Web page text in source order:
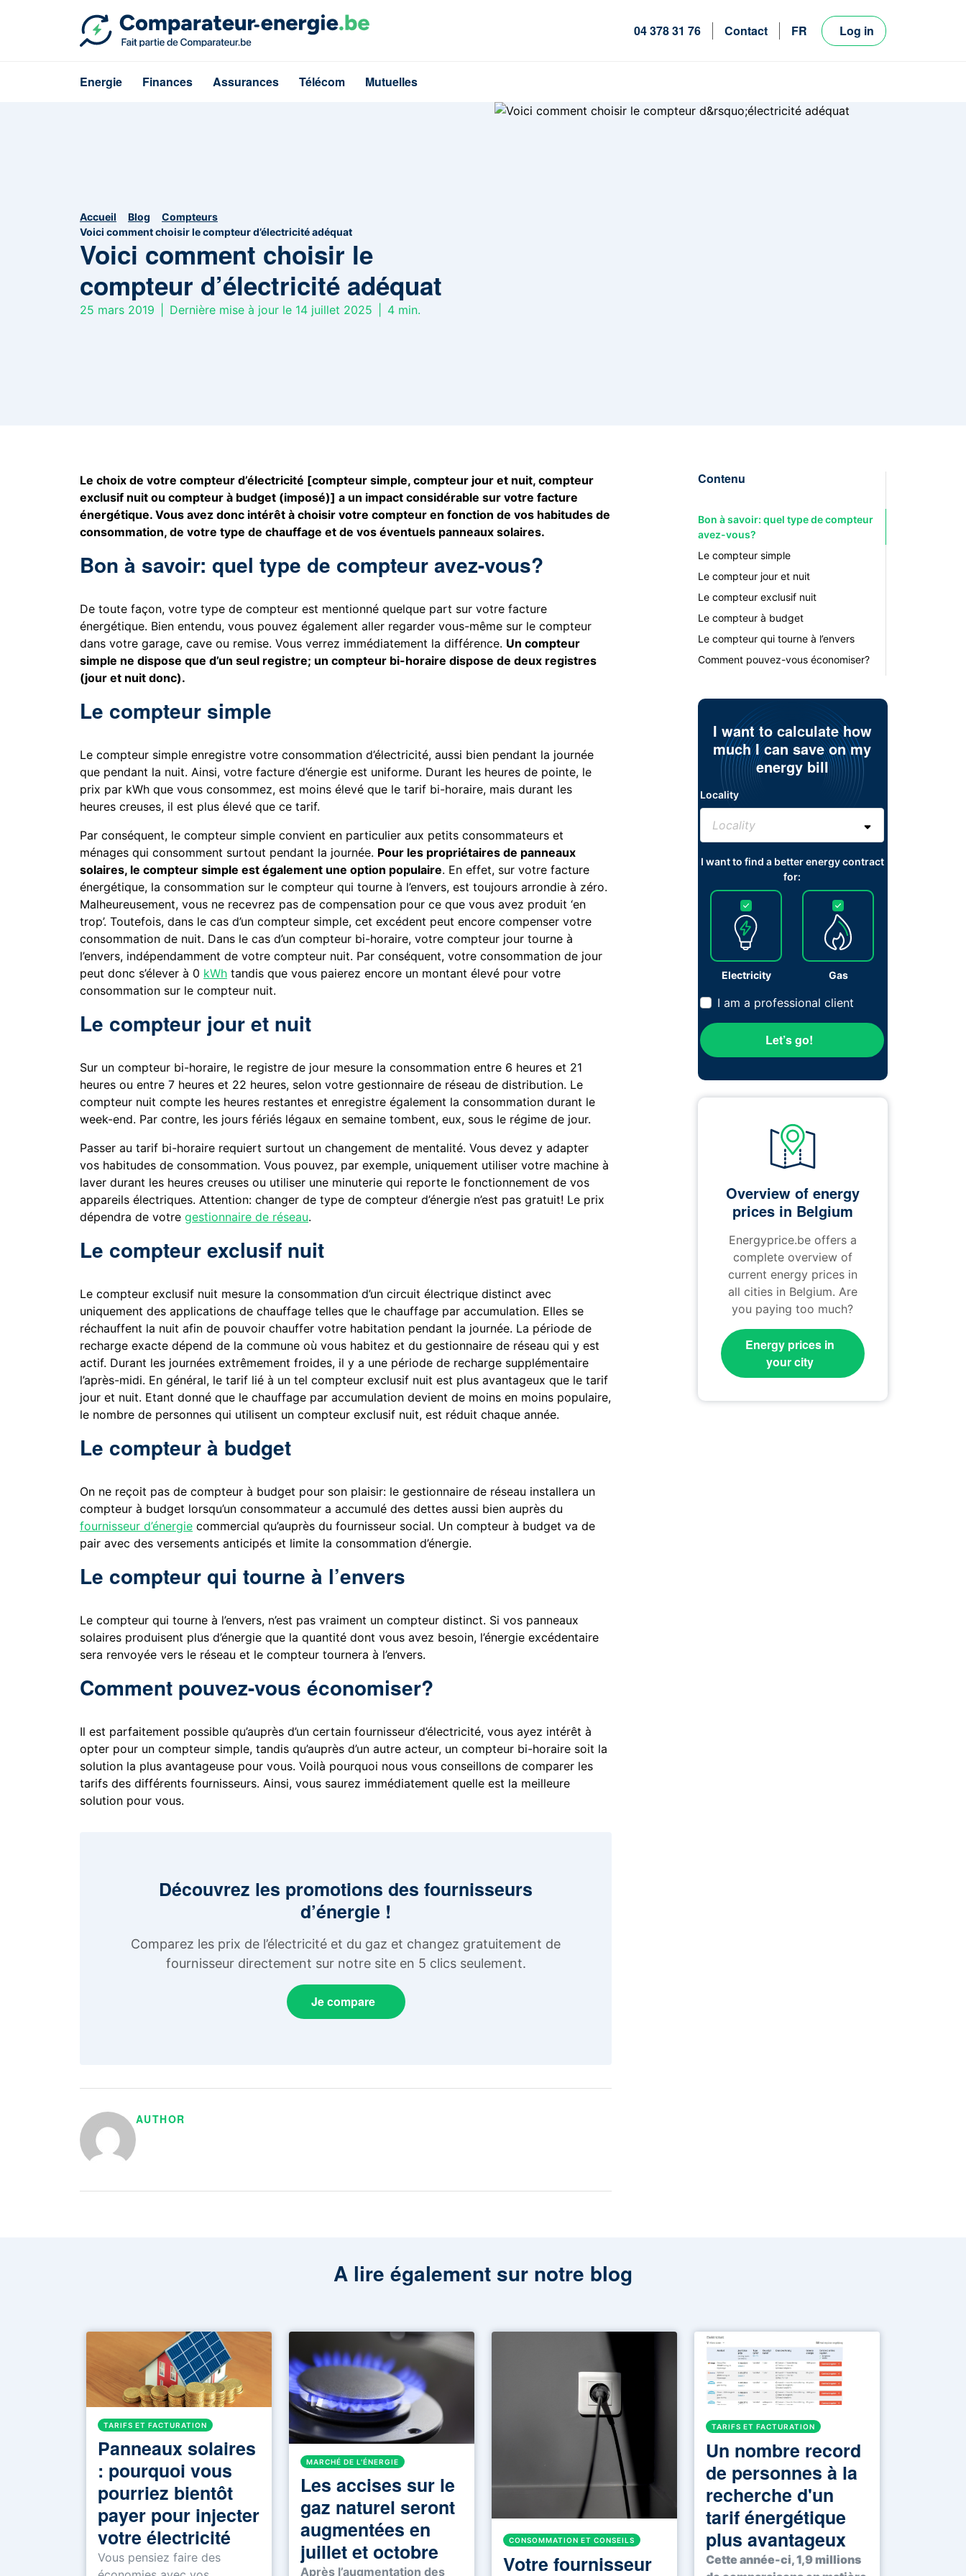
04 378 31 76 Contact
FR
Log in
Energie Finances Assurances Télécom Mutuelles
Accueil Blog
Compteurs
Voici comment choisir le compteur d’électricité adéquat
Voici comment choisir le
compteur d’électricité adéquat
25 mars 2019 Dernière mise à jour le 14 juillet 2025 4 min.
Le choix de votre compteur d’électricité [compteur simple, compteur jour et nuit, compteur
exclusif nuit ou compteur à budget (imposé)] a un impact considérable sur votre facture
énergétique. Vous avez donc intérêt à choisir votre compteur en fonction de vos habitudes de
consommation, de votre type de chauffage et de vos éventuels panneaux solaires.
Bon à savoir: quel type de compteur avez-vous?
De toute façon, votre type de compteur est mentionné quelque part sur votre facture
énergétique. Bien entendu, vous pouvez également aller regarder vous-même sur le compteur
dans votre garage, cave ou remise. Vous verrez immédiatement la différence. Un compteur
simple ne dispose que d’un seul registre; un compteur bi-horaire dispose de deux registres
(jour et nuit donc).
Le compteur simple
Le compteur simple enregistre votre consommation d’électricité, aussi bien pendant la journée
que pendant la nuit. Ainsi, votre facture d’énergie est uniforme. Durant les heures de pointe, le
prix par kWh que vous consommez, est moins élevé que le tarif bi-horaire, mais durant les
heures creuses, il est plus élevé que ce tarif.
Par conséquent, le compteur simple convient en particulier aux petits consommateurs et
ménages qui consomment surtout pendant la journée. Pour les propriétaires de panneaux
solaires, le compteur simple est également une option populaire. En effet, sur votre facture
énergétique, la consommation sur le compteur qui tourne à l’envers, est toujours arrondie à zéro.
Malheureusement, vous ne recevrez pas de compensation pour ce que vous avez produit ‘en
trop’. Toutefois, dans le cas d’un compteur simple, cet excédent peut encore compenser votre
consommation de nuit. Dans le cas d’un compteur bi-horaire, votre compteur jour tourne à
l’envers, indépendamment de votre compteur nuit. Par conséquent, votre consommation de jour
peut donc s’élever à 0 kWh tandis que vous paierez encore un montant élevé pour votre
consommation sur le compteur nuit.
Le compteur jour et nuit
Sur un compteur bi-horaire, le registre de jour mesure la consommation entre 6 heures et 21
heures ou entre 7 heures et 22 heures, selon votre gestionnaire de réseau de distribution. Le
compteur nuit compte les heures restantes et enregistre également la consommation durant le
week-end. Par contre, les jours fériés légaux en semaine tombent, eux, sous le régime de jour.
Passer au tarif bi-horaire requiert surtout un changement de mentalité. Vous devez y adapter
vos habitudes de consommation. Vous pouvez, par exemple, uniquement utiliser votre machine à
laver durant les heures creuses ou utiliser une minuterie qui reporte le fonctionnement de vos
appareils électriques. Attention: changer de type de compteur d’énergie n’est pas gratuit! Le prix
dépendra de votregestionnaire de réseau.
Le compteur exclusif nuit
Le compteur exclusif nuit mesure la consommation d’un circuit électrique distinct avec
uniquement des applications de chauffage telles que le chauffage par accumulation. Elles se
réchauffent la nuit afin de pouvoir chauffer votre habitation pendant la journée. La période de
recharge exacte dépend de la commune où vous habitez et du gestionnaire de réseau qui y est
actif. Durant les journées extrêmement froides, il y a une période de recharge supplémentaire
l’après-midi. En général, le tarif lié à un tel compteur exclusif nuit est plus avantageux que le tarif
jour et nuit. Etant donné que le chauffage par accumulation devient de moins en moins populaire,
le nombre de personnes qui utilisent un compteur exclusif nuit, est réduit chaque année.
Le compteur à budget
On ne reçoit pas de compteur à budget pour son plaisir: le gestionnaire de réseau installera un
compteur à budget lorsqu’un consommateur a accumulé des dettes aussi bien auprès du
fournisseur d’énergie commercial qu’auprès du fournisseur social. Un compteur à budget va de
pair avec des versements anticipés et limite la consommation d’énergie.
Le compteur qui tourne à l’envers
Le compteur qui tourne à l’envers, n’est pas vraiment un compteur distinct. Si vos panneaux
solaires produisent plus d’énergie que la quantité dont vous avez besoin, l’énergie excédentaire
sera renvoyée vers le réseau et le compteur tournera à l’envers.
Comment pouvez-vous économiser?
Il est parfaitement possible qu’auprès d’un certain fournisseur d’électricité, vous ayez intérêt à
opter pour un compteur simple, tandis qu’auprès d’un autre acteur, un compteur bi-horaire soit la
solution la plus avantageuse pour vous. Voilà pourquoi nous vous conseillons de comparer les
tarifs des différents fournisseurs. Ainsi, vous saurez immédiatement quelle est la meilleure
solution pour vous.
Découvrez les promotions des fournisseurs
d’énergie !
Comparez les prix de l’électricité et du gaz et changez gratuitement de
fournisseur directement sur notre site en 5 clics seulement.
Je compare
AUTHOR
Contenu
Bon à savoir: quel type de compteur
avez-vous?
Le compteur simple
Le compteur jour et nuit
Le compteur exclusif nuit
Le compteur à budget
Le compteur qui tourne à l’envers
Comment pouvez-vous économiser?
I want to calculate how
much I can save on my
energy bill
Locality
I want to find a better energy contract
for:
Electricity Gas
I am a professional client
Let’s go!
Overview of energy
prices in Belgium
Energyprice.be offers a
complete overview of
current energy prices in
all cities in Belgium. Are
you paying too much?
Energy prices in
your city
A lire également sur notre blog
TARIFS ET FACTURATION
Panneaux solaires
: pourquoi vous
pourriez bientôt
payer pour injecter
votre électricité
Vous pensiez faire des
MARCHÉ DE L'ÉNERGIE
Les accises sur le
gaz naturel seront
augmentées en
juillet et octobre
Après l’augmentation des
CONSOMMATION ET CONSEILS
Votre fournisseur
TARIFS ET FACTURATION
Un nombre record
de personnes à la
recherche d'un
tarif énergétique
plus avantageux
Cette année-ci, 1,9 millions